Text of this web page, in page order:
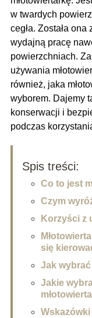
w twardych
cegła. Została
wydajną pracę
powierzchniach.
używania
również, jaka
wyborem. Dajemy
konserwacji i
podczas
Spis treści:
Co to jest
Czym
Korzyści z
się
Jak
Jakie